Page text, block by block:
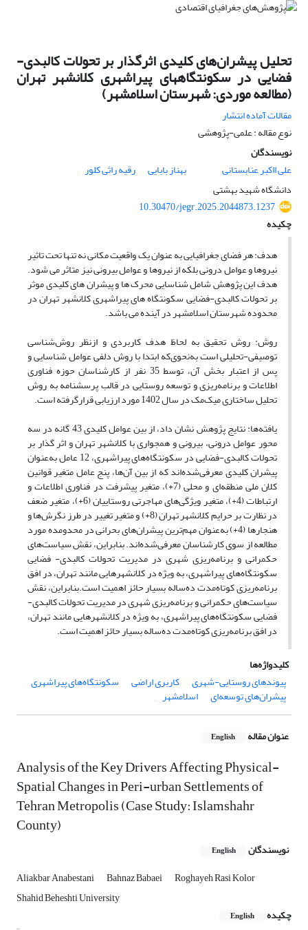
تحلیل پیشران‌های کلیدی اثرگذار بر تحولات کالبدی-
فضایی در سکونتگاههای پیراشهری کلانشهر تهران
(مطالعه موردی: شهرستان اسلامشهر)
مقالات آماده انتشار
نوع مقاله : علمی-پژوهشی
نویسندگان
علی ااکبر عنابستانی
بهناز بابایی
رقیه راثی کلور
دانشگاه شهید بهشتی
10.30470/jegr.2025.2044873.1237
چکیده
هدف: هر فضای جغرافیایی به عنوان یک واقعیت مکانی نه تنها تحت تاثیر
نیروها و عوامل درونی بلکه از نیروها و عوامل بیرونی نیز متاثر می شود.
هدف این پژوهش شامل شناسایی محرک ها و پیشران های کلیدی موثر
بر تحولات کالبدی-فضایی سکونتگاه های پیراشهری کلانشهر تهران در
محدوده شهرستان اسلامشهر در آینده می باشد.
روش: روش تحقیق به لحاظ هدف کاربردی و ازنظر روش‌شناسی
توصیفی-تحلیلی است به‌نحوی‌که ابتدا با روش دلفی عوامل شناسایی و
پس از اعتبار بخش آن، توسط 35 نفر از کارشناسان حوزه فناوری
اطلاعات و برنامه‌ریزی و توسعه روستایی در قالب پرسشنامه به روش
تحلیل ساختاری میک‌مک در سال 1402 مورد ارزیابی قرارگرفته است.
یافته‌ها: نتایج پژوهش نشان داد، از بین عوامل کلیدی 43 گانه در سه
محور عوامل درونی، بیرونی و همجواری با کلانشهر تهران و اثر گذار بر
تحولات کالبدی-فضایی در سکونتگاه‌های پیراشهری، 12 عامل به‌عنوان
پیشران کلیدی معرفی‌شده‌اند که از بین آن‌ها، پنج عامل متغیر قوانین
کلان ملی منطقه‌ای و محلی (7+)، متغیر پیشرفت در فناوری اطلاعات و
ارتباطات (4+)، متغیر ویژگی‌های مهاجرتی روستاییان (6+)، متغیر ضعف
در نظارت بر حرایم‌ کلانشهر تهران (8+) و متغیر تغییر در طرز نگرش‌ها و
هنجارها (4+) به‌عنوان مهم‌ترین پیشران‌های بحرانی در محدومده مورد
مطالعه از سوی کارشناسان معرفی‌شده‌اند. بنابراین، نقش سیاست‌های
حکمرانی و برنامه‌ریزی شهری در مدیریت تحولات کالبدی- فضایی
سکونتگاه‌های پیراشهری، به ویژه در کلانشهرهایی مانند تهران، در افق
برنامه‌ریزی کوتاه‌مدت ده‌ساله بسیار حائز اهمیت است.بنابراین، نقش
سیاست‌های حکمرانی و برنامه‌ریزی شهری در مدیریت تحولات کالبدی-
فضایی سکونتگاه‌های پیراشهری، به ویژه در کلانشهرهایی مانند تهران،
در افق برنامه‌ریزی کوتاه‌مدت ده‌ساله بسیار حائز اهمیت است.
کلیدواژه‌ها
پیوندهای روستایی-‌شهری
کاربری اراضی سکونتگاه‌های پیراشهری
پیشران‌های توسعه‌ای اسلامشهر
عنوان مقاله English
Analysis of the Key Drivers Affecting Physical-
Spatial Changes in Peri-urban Settlements of
Tehran Metropolis (Case Study: Islamshahr
County)
نویسندگان English
Aliakbar Anabestani Bahnaz Babaei
Roghayeh Rasi Kolor
Shahid Beheshti University
چکیده
English